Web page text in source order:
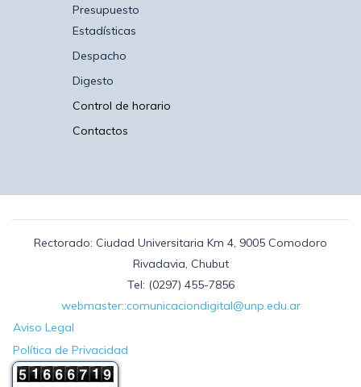
Presupuesto
Estadísticas
Despacho
Digesto
Control de horario
Contactos
Rectorado: Ciudad Universitaria Km 4, 9005 Comodoro
Rivadavia, Chubut
Tel: (0297) 455-7856
webmaster::comunicaciondigital@unp.edu.ar
Aviso Legal
Política de Privacidad